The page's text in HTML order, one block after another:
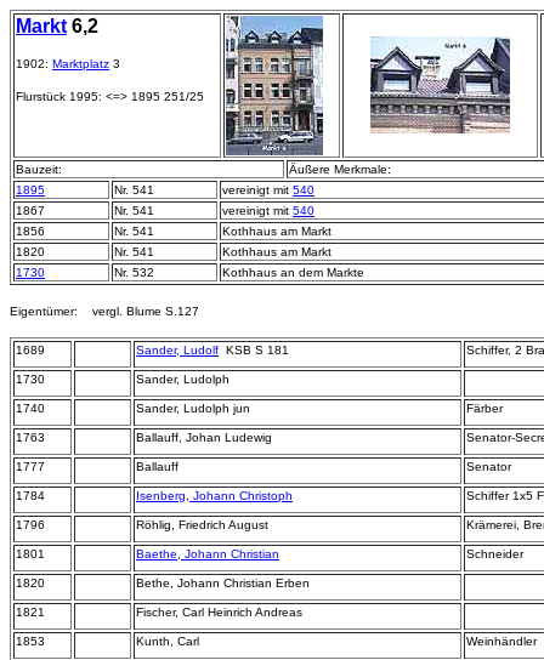
Markt 6,2
1902: Marktplatz 3
Flurstück 1995: <=> 1895 251/25
Bauzeit:
Äußere Merkmale:
1895
Nr. 541 vereinigt mit 540
1867
Nr. 541 vereinigt mit 540
1856
Nr. 541
Kothhaus am Markt
1820
Nr. 541
Kothhaus am Markt
1730
Nr. 532 Kothhaus an dem Markte
Eigentümer: vergl. Blume S.127
1689 Sander, Ludolf KSB S 181 Schiffer, 2
1730 Sander, Ludolph
1740 Sander, Ludolph jun Färber
1763 Ballauff, Johan Ludewig Senator-
1777 Ballauff Senator
1784 Isenberg, Johann Christoph Schiffer 1x5
1796 Röhlig, Friedrich August Krämerei,
1801 Baethe, Johann Christian Schneider
1820 Bethe, Johann Christian Erben
1821 Fischer, Carl Heinrich Andreas
1853 Kunth, Carl Weinhändler